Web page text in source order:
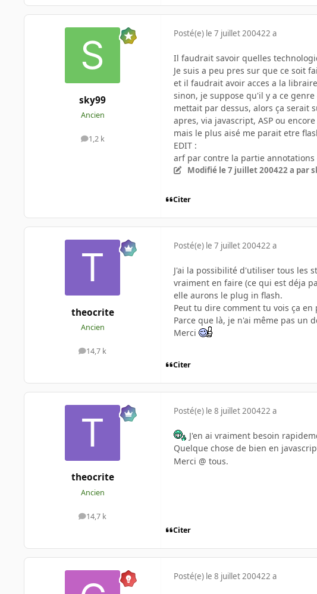
sky99
Ancien
1,2 k
messages
Posté(e) le 7 juillet 200422 a
Il faudrait savoir quelles
Je suis a peu pres sur que ce soit
et il faudrait avoir acces a la
sinon, je suppose qu'il y a ce
mettait par dessus, alors ça serait
apres, via javascript, ASP ou encore
mais le plus aisé me parait etre
EDIT :
arf par contre la partie
Modifié le 7 juillet 200422 a par
Citer
theocrite
Ancien
14,7 k
messages
Posté(e) le 7 juillet 200422 a
J'ai la possibilité d'utiliser tous les
vraiment en faire (ce qui est déja
elle aurons le plug in flash.
Peut tu dire comment tu vois ça en
Parce que là, je n'ai même pas un
Merci
Citer
theocrite
Ancien
14,7 k
messages
Posté(e) le 8 juillet 200422 a
J'en ai vraiment besoin
Quelque chose de bien en
Merci @ tous.
Citer
Posté(e) le 8 juillet 200422 a